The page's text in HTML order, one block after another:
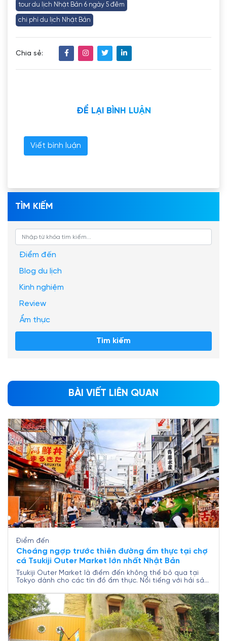
tour du lịch Nhật Bản 6 ngày 5 đêm
chi phí du lịch Nhật Bản
Chia sẻ:
ĐỂ LẠI BÌNH LUẬN
Viết bình luận
BÀI VIẾT LIÊN QUAN
Điểm đến
Choáng ngợp trước thiên đường ẩm thực tại chợ
cá Tsukiji Outer Market lớn nhất Nhật Bản
Tsukiji Outer Market là điểm đến không thể bỏ qua tại
Tokyo dành cho các tín đồ ẩm thực. Nổi tiếng với hải sản
đây mang đến những trải nghiệm ẩm thực và văn hóa
đặc sắc. Bài viết sẽ giúp bạn khám phá chi tiết khu chợ
“Thiên đường ẩm thực” này cùng Nam A Travel.
TÌM KIẾM
Điểm đến
Blog du lịch
Kinh nghiệm
Review
Ẩm thực
Tìm kiếm